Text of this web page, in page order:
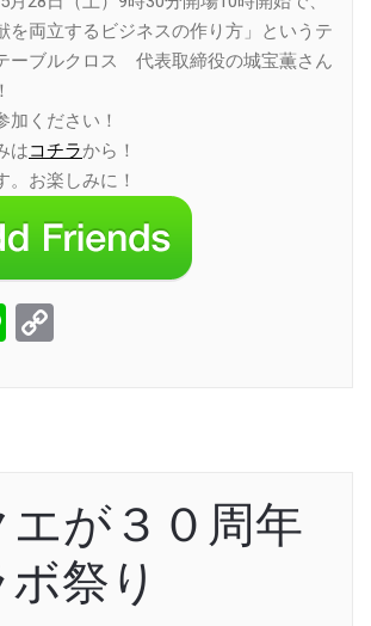
を両立するビジネスの作り方」というテ
ーブルクロス 代表取締役の城宝薫さん
加ください！
はコチラから！
。お楽しみに！
Line
エが３０周年
祭り